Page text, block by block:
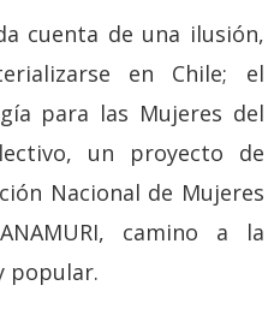
cuenta de una ilusión,
en Chile; el
para las Mujeres del
un proyecto de
Nacional de Mujeres
camino a la
popular.